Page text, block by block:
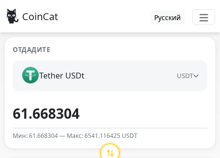
CoinCat Русский
ОТДАДИТЕ
Tether USDt USDT
Мин: 61.668304 — Макс: 6541.116425 USDT